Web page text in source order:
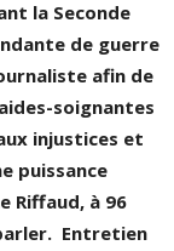
la Seconde
de guerre
afin de
soignantes
injustices et
puissance
Riffaud, à 96
Entretien